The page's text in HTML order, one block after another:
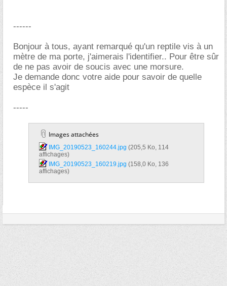
------
Bonjour à tous, ayant remarqué qu'un reptile vis à un
mètre de ma porte, j'aimerais l'identifier.. Pour être sûr
de ne pas avoir de soucis avec une morsure.
Je demande donc votre aide pour savoir de quelle
espèce il s'agit
-----
Images attachées
IMG_20190523_160244.jpg‎
affichages)
IMG_20190523_160219.jpg‎
affichages)